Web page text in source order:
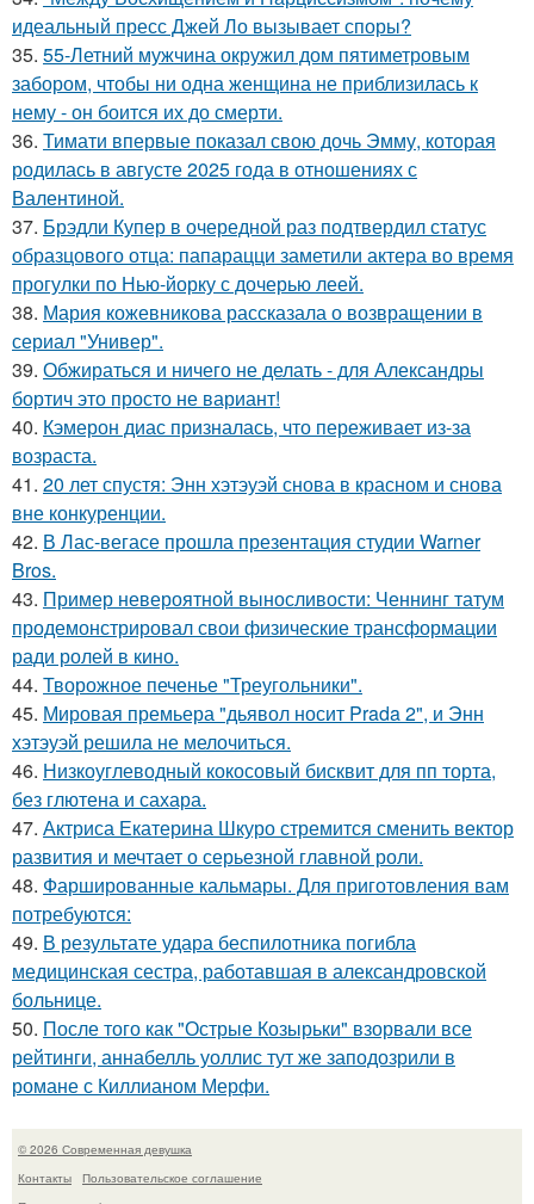
идеальный пресс Джей Ло вызывает споры?
35. 55-Летний мужчина окружил дом пятиметровым
забором, чтобы ни одна женщина не приблизилась к
нему - он боится их до смерти.
36. Тимати впервые показал свою дочь Эмму, которая
родилась в августе 2025 года в отношениях с
Валентиной.
37. Брэдли Купер в очередной раз подтвердил статус
образцового отца: папарацци заметили актера во время
прогулки по Нью-йорку с дочерью леей.
38. Мария кожевникова рассказала о возвращении в
сериал "Универ".
39. Обжираться и ничего не делать - для Александры
бортич это просто не вариант!
40. Кэмерон диас призналась, что переживает из-за
возраста.
41. 20 лет спустя: Энн хэтэуэй снова в красном и снова
вне конкуренции.
42. В Лас-вегасе прошла презентация студии Warner
Bros.
43. Пример невероятной выносливости: Ченнинг татум
продемонстрировал свои физические трансформации
ради ролей в кино.
44. Творожное печенье "Треугольники".
45. Мировая премьера "дьявол носит Prada 2", и Энн
хэтэуэй решила не мелочиться.
46. Низкоуглеводный кокосовый бисквит для пп торта,
без глютена и сахара.
47. Актриса Екатерина Шкуро стремится сменить вектор
развития и мечтает о серьезной главной роли.
48. Фаршированные кальмары. Для приготовления вам
потребуются:
49. В результате удара беспилотника погибла
медицинская сестра, работавшая в александровской
больнице.
50. После того как "Острые Козырьки" взорвали все
рейтинги, аннабелль уоллис тут же заподозрили в
романе с Киллианом Мерфи.
© 2026 Современная девушка
Контакты
Пользовательское соглашение